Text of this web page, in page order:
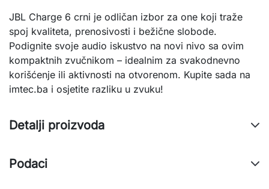
JBL Charge 6 crni je odličan izbor za one koji traže
spoj kvaliteta, prenosivosti i bežične slobode.
Podignite svoje audio iskustvo na novi nivo sa ovim
kompaktnih zvučnikom – idealnim za svakodnevno
korišćenje ili aktivnosti na otvorenom. Kupite sada na
imtec.ba i osjetite razliku u zvuku!
Detalji proizvoda
Podaci